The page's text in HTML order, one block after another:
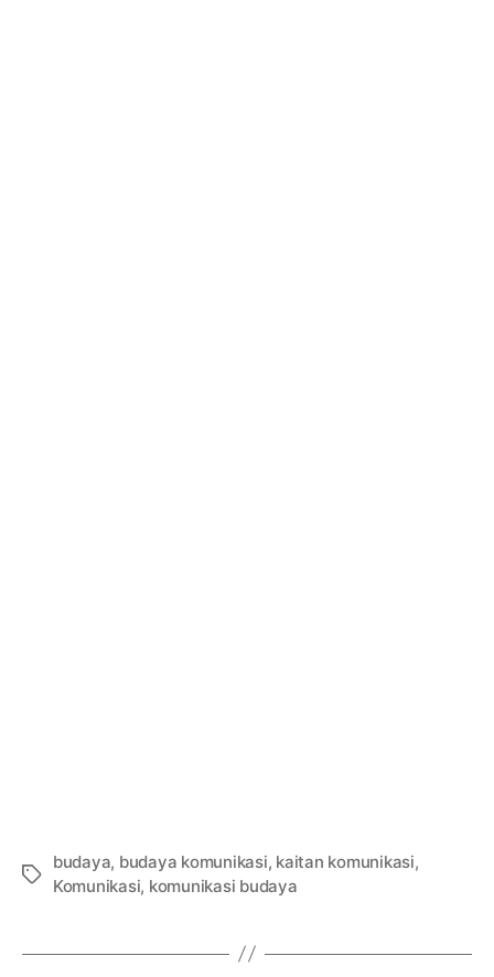
Tags
budaya, budaya komunikasi, kaitan komunikasi,
Komunikasi, komunikasi budaya